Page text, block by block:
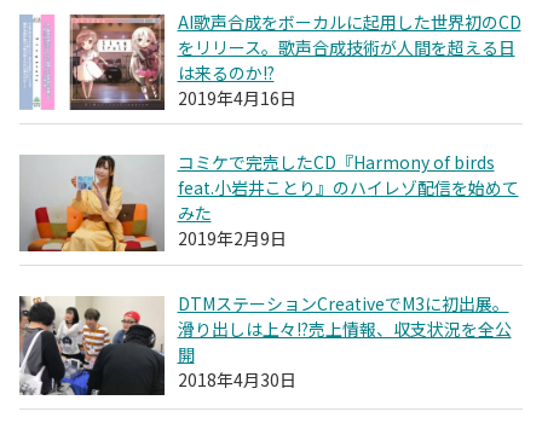
AI歌声合成をボーカルに起用した世界初のCD
をリリース。歌声合成技術が人間を超える日
は来るのか!?
2019年4月16日
コミケで完売したCD『Harmony of birds
feat.小岩井ことり』のハイレゾ配信を始めて
みた
2019年2月9日
DTMステーションCreativeでM3に初出展。
滑り出しは上々!?売上情報、収支状況を全公
開
2018年4月30日